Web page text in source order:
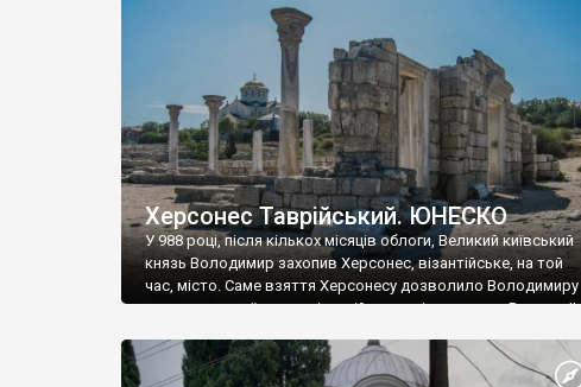
візантійської доби. Раритети викрадені з фондів об’єкту
культурної спадщини ЮНЕСКО «Херсонеса Таврійського».
Офіційно – на виставку «Золото Візантії», але експерти та
влада в Україні вважають це лише […]
Херсонес Таврійський. ЮНЕСКО
У 988 році, після кількох місяців облоги, Великий київський
князь Володимир захопив Херсонес, візантійське, на той
час, місто. Саме взяття Херсонесу дозволило Володимиру
диктувати свої умови візантійському імператору Василю ІІ,
Херсонесі Володимир-язичник, став Василем-
християнином. А потім було Хрещення Русі. На честь